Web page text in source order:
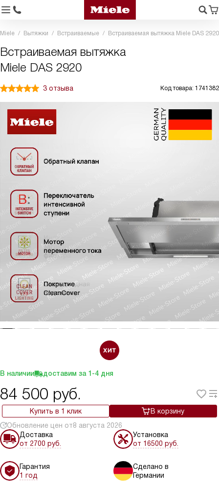
Miele Вытяжки Встраиваемые Встраиваемая вытяжка Miele DAS 2920
Встраиваемая вытяжка
Miele DAS 2920
3 отзыва Код товара: 1741382
В наличии доставим за 1-4 дня
84 500 руб.
Купить в 1 клик
В корзину
Обновление цен от8 августа 2026
Доставка
от 2700 руб.
Установка
от 16500 руб.
Гарантия
1 год
Сделано в
Германии